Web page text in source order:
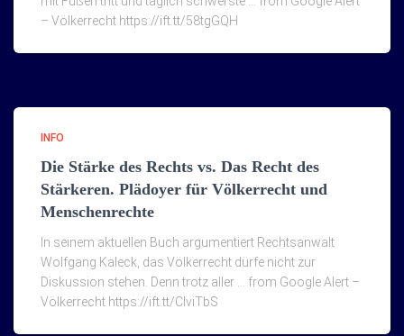
– Völkerrecht https://ift.tt/58tgGQH
INFO
Die Stärke des Rechts vs. Das Recht des
Stärkeren. Plädoyer für Völkerrecht und
Menschenrechte
In seinem aktuellen Buch argumentiert Rechtsanwalt
Wolfgang Kaleck, das Völkerrecht dürfe nicht zur
Diskussion stehen. Denn trotz aller … from Google Alert –
Völkerrecht https://ift.tt/ClviTbS